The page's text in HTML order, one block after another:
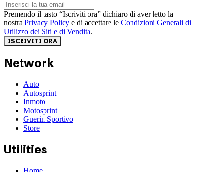
Premendo il tasto “Iscriviti ora” dichiaro di aver letto la
nostra Privacy Policy e di accettare le Condizioni Generali di
Utilizzo dei Siti e di Vendita.
ISCRIVITI ORA
Network
Auto
Autosprint
Inmoto
Motosprint
Guerin Sportivo
Store
Utilities
Home